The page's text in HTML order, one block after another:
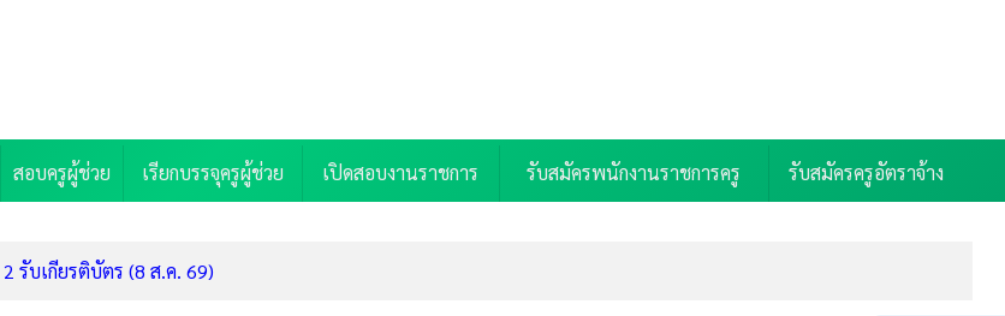
สอบครูผู้ช่วย เรียกบรรจุครูผู้ช่วย เปิดสอบงานราชการ รับสมัครพนักงานราชการครู รับสมัครครูอัตราจ้าง
รับเกียรติบัตร (8 ส.ค. 69)